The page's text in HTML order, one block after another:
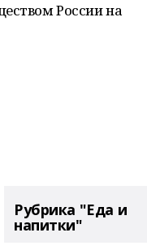
России на
Рубрика "Еда и
напитки"